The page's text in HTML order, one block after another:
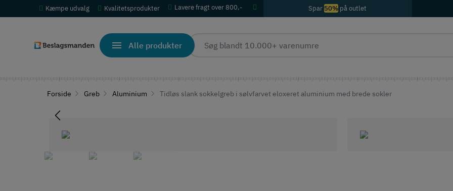
Kæmpe udvalg Kvalitetsprodukter Lavere fragt over 800,- Spar 50% på outlet
Alle produkter
Forside Greb Aluminium Tidløs slank sokkelgreb i sølvfarvet eloxeret aluminium med brede sokler